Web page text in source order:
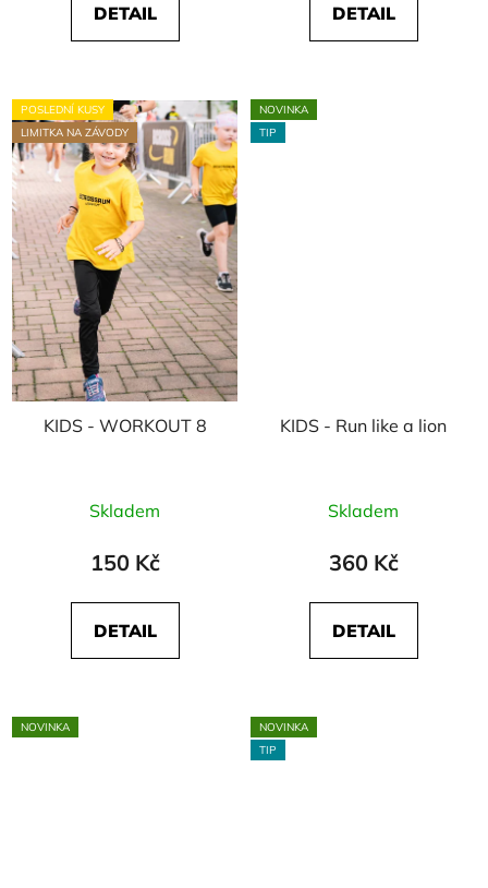
DETAIL DETAIL
POSLEDNÍ KUSY
LIMITKA NA ZÁVODY
KIDS - WORKOUT 8
Skladem
150 Kč
DETAIL
NOVINKA
TIP
KIDS - Run like a lion
Skladem
360 Kč
DETAIL
NOVINKA
NOVINKA
TIP